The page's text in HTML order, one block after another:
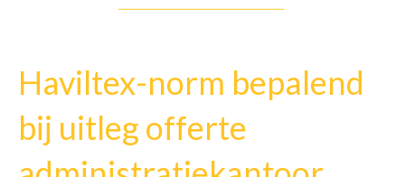
Haviltex-norm bepalend
bij uitleg offerte